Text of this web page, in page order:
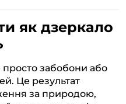
як дзеркало
забобони або
Це результат
за природою,